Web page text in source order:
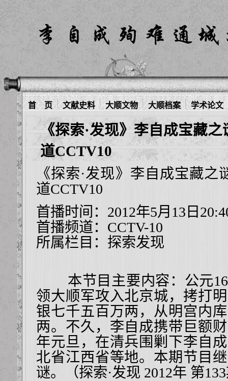
首 页 文献史料 大顺文物 大顺档案 学术论文
《探索·发现》李自成宝藏
道CCTV10
《探索·发现》李自成宝藏
道CCTV10
首播时间：2012年5月13日
首播频道： CCTV-10
所属栏目： 探索发现
本节目主要内容：公元
领大顺军攻入北京城，拷打
银七千五百万两，从明宫内
两。不久，李自成携带巨额
年元旦，在清兵围剿下李自
北省江西省等地。本期节目
谜。（探索·发现 2012年 第